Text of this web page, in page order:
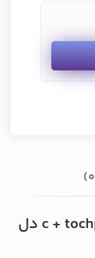
بررسی تخصصی و خرید قاب c + tochpad دل